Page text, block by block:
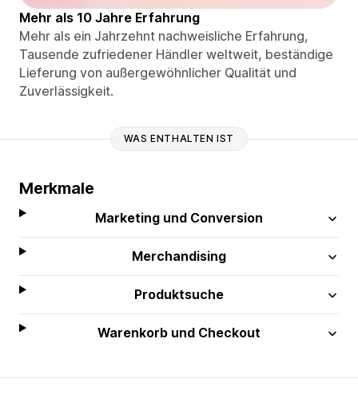
Mehr als 10 Jahre Erfahrung
Mehr als ein Jahrzehnt nachweisliche Erfahrung,
Tausende zufriedener Händler weltweit, beständige
Lieferung von außergewöhnlicher Qualität und
Zuverlässigkeit.
WAS ENTHALTEN IST
Merkmale
Marketing und Conversion
Merchandising
Produktsuche
Warenkorb und Checkout